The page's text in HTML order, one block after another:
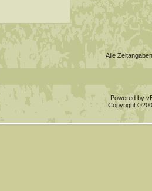
Alle
Powered by
Copyright